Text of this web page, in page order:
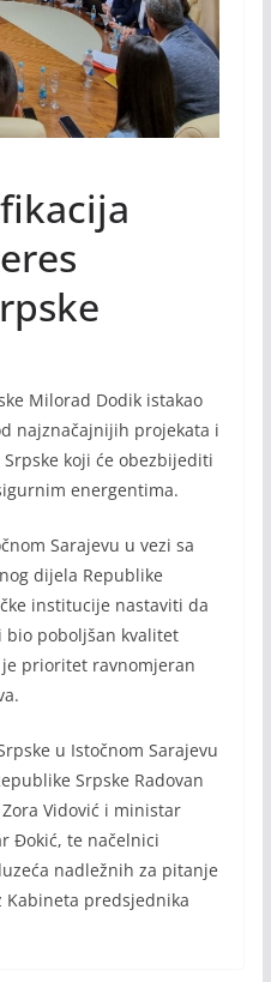
Milorad Dodik istakao
najznačajnijih projekata i
koji će obezbijediti
energentima.
Sarajevu u vezi sa
dijela Republike
institucije nastaviti da
bio poboljšan kvalitet
prioritet ravnomjeran
u Istočnom Sarajevu
Srpske Radovan
Vidović i ministar
Đokić, te načelnici
nadležnih za pitanje
Kabineta predsjednika